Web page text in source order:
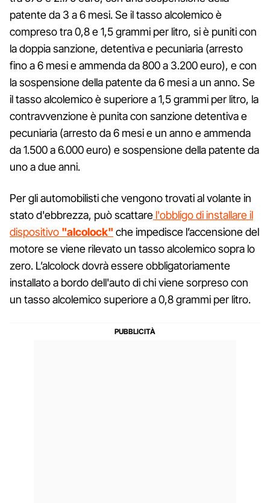
patente da 3 a 6 mesi. Se il tasso alcolemico è
compreso tra 0,8 e 1,5 grammi per litro, si è puniti con
la doppia sanzione, detentiva e pecuniaria (arresto
fino a 6 mesi e ammenda da 800 a 3.200 euro), e con
la sospensione della patente da 6 mesi a un anno. Se
il tasso alcolemico è superiore a 1,5 grammi per litro, la
contravvenzione è punita con sanzione detentiva e
pecuniaria (arresto da 6 mesi e un anno e ammenda
da 1.500 a 6.000 euro) e sospensione della patente da
uno a due anni.
Per gli automobilisti che vengono trovati al volante in
stato d'ebbrezza, può scattare l'obbligo di installare il
dispositivo "alcolock" che impedisce l’accensione del
motore se viene rilevato un tasso alcolemico sopra lo
zero. L’alcolock dovrà essere obbligatoriamente
installato a bordo dell'auto di chi viene sorpreso con
un tasso alcolemico superiore a 0,8 grammi per litro.